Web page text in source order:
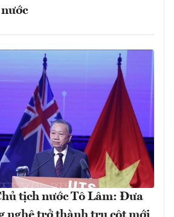
tịch nước Tô Lâm: Đưa